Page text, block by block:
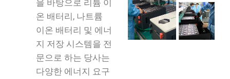
을 바탕으로 리튬 이
온 배터리, 나트륨
이온 배터리 및 에너
지 저장 시스템을 전
문으로 하는 당사는
다양한 에너지 요구